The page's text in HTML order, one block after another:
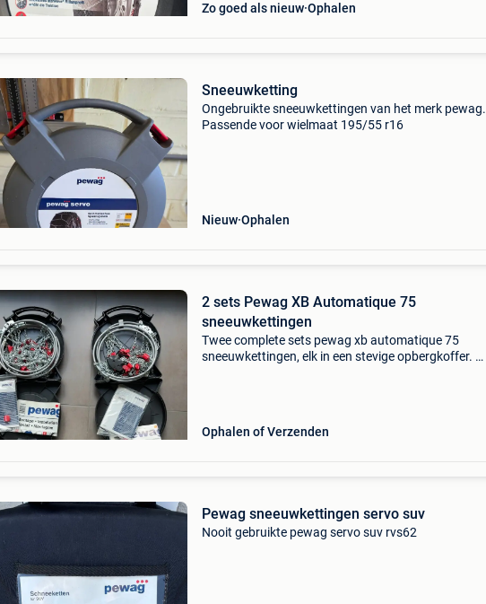
Zo goed als nieuw Ophalen
Sneeuwketting
Ongebruikte sneeuwkettingen van het merk pewag.
Passende voor wielmaat 195/55 r16
Nieuw Ophalen
2 sets Pewag XB Automatique 75
sneeuwkettingen
Twee complete sets pewag xb automatique 75
sneeuwkettingen, elk in een stevige opbergkoffer. In
Ophalen of Verzenden
Pewag sneeuwkettingen servo suv
Nooit gebruikte pewag servo suv rvs62